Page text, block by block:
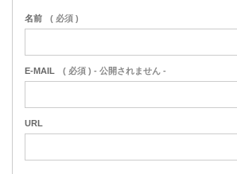
名前 ( 必須 )
E-MAIL ( 必須 ) - 公開されません -
URL